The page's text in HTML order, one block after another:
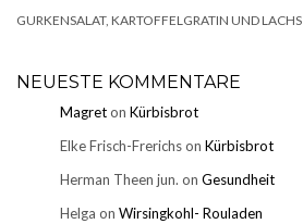
GURKENSALAT, KARTOFFELGRATIN UND LACHS
NEUESTE KOMMENTARE
Magreton Kürbisbrot
Elke Frisch-Frerichson Kürbisbrot
Herman Theen jun. on Gesundheit
Helga on Wirsingkohl- Rouladen